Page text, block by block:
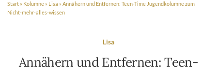
Start » Kolumne » Lisa » Annähern und Entfernen: Teen-Time Jugendkolumne zum
Nicht-mehr-alles-wissen
Lisa
Annähern und Entfernen: Teen-